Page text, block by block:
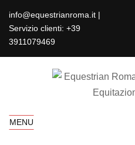
info@equestrianroma.it |
Servizio clienti: +39
3911079469
MENU